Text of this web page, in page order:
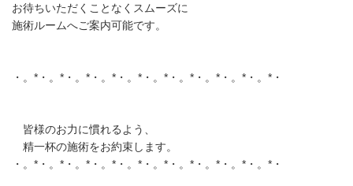
お待ちいただくことなくスムーズに
施術ルームへご案内可能です。
・。*・。*・。*・。*・。*・。*・。*・。*・。*・。*・
皆様のお力に慣れるよう、
精一杯の施術をお約束します。
・。*・。*・。*・。*・。*・。*・。*・。*・。*・。*・